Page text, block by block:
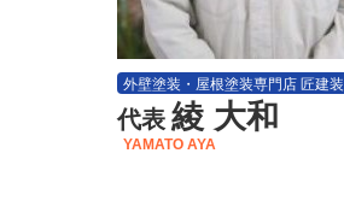
外壁塗装・屋根塗装専門店 匠建装
代表 綾 大和
YAMATO AYA